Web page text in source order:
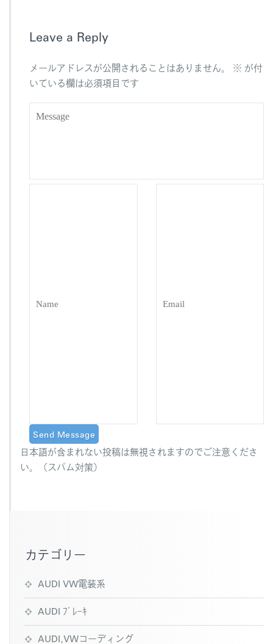
o
o
k
Leave a Reply
メールアドレスが公開されることはありません。 ※ が付
いている欄は必須項目です
日本語が含まれない投稿は無視されますのでご注意くださ
い。（スパム対策）
カテゴリー
AUDI VW電装系
AUDI ﾌﾞﾚｰｷ
AUDI,VWコーディング